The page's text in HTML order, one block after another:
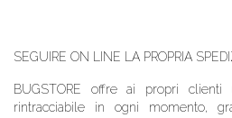
SEGUIRE ON LINE LA PROPRIA
BUGSTORE offre ai propri clienti
rintracciabile in ogni momento,